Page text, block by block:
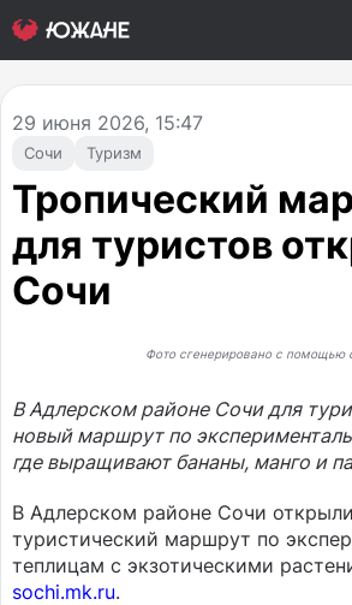
Сочи Туризм
29 июня 2026, 15:47
Тропический
для туристов
Сочи
Фото сгенерировано с помощью
В Адлерском районе Сочи для
новый маршрут по
где выращивают бананы, манго и
В Адлерском районе Сочи
туристический маршрут по
теплицам с экзотическими
sochi.mk.ru.